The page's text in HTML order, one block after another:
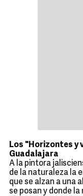
Los "Horizontes y
Guadalajara
A la pintora
de la naturaleza la
que se alzan a una
se posan y donde